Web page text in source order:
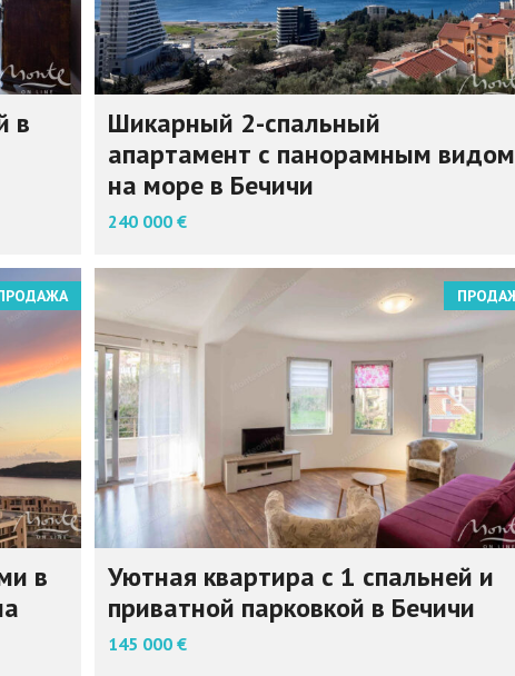
в
Шикарный 2-спальный
апартамент с панорамным видом
на море в Бечичи
240 000 €
в
Уютная квартира с 1 спальней и
приватной парковкой в Бечичи
145 000 €